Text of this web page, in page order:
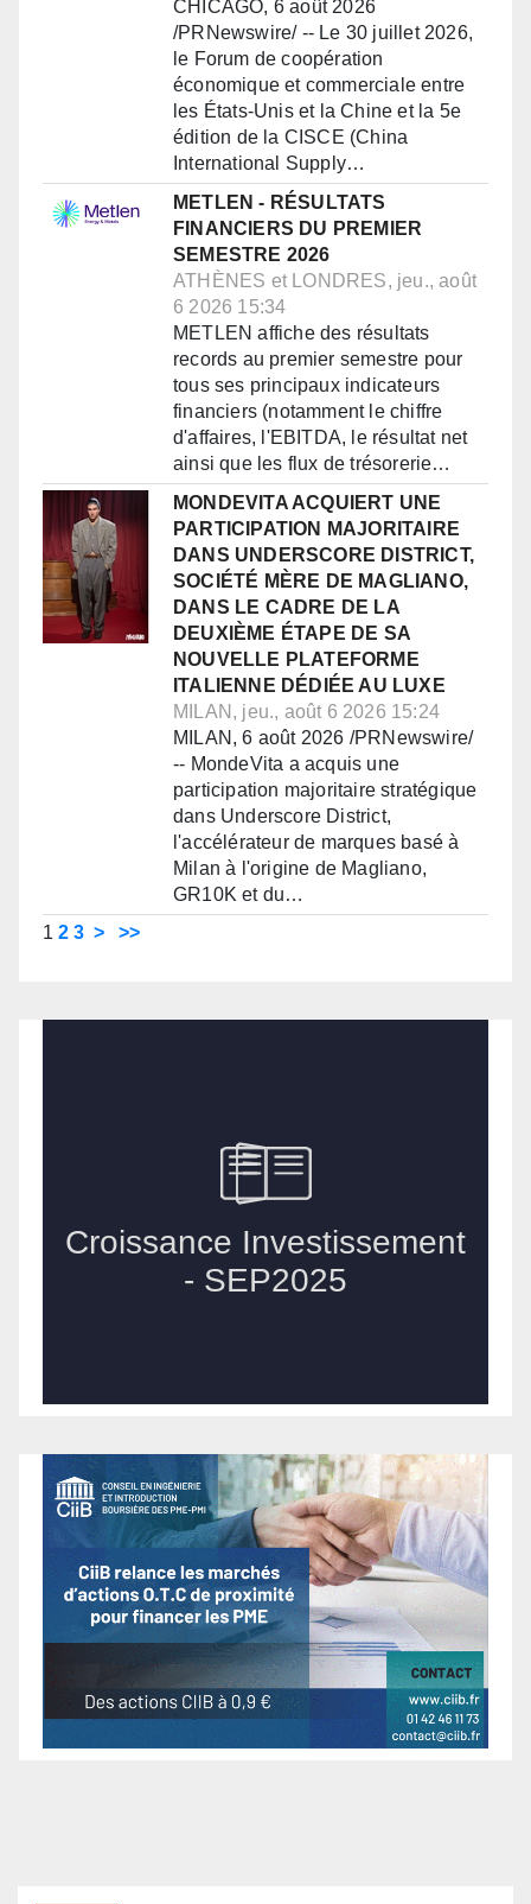
CHICAGO, 6 août 2026
/PRNewswire/ -- Le 30 juillet 2026,
le Forum de coopération
économique et commerciale entre
les États-Unis et la Chine et la 5e
édition de la CISCE (China
International Supply…
METLEN - RÉSULTATS
FINANCIERS DU PREMIER
SEMESTRE 2026
ATHÈNES et LONDRES, jeu., août
6 2026 15:34
METLEN affiche des résultats
records au premier semestre pour
tous ses principaux indicateurs
financiers (notamment le chiffre
d'affaires, l'EBITDA, le résultat net
ainsi que les flux de trésorerie…
MONDEVITA ACQUIERT UNE
PARTICIPATION MAJORITAIRE
DANS UNDERSCORE DISTRICT,
SOCIÉTÉ MÈRE DE MAGLIANO,
DANS LE CADRE DE LA
DEUXIÈME ÉTAPE DE SA
NOUVELLE PLATEFORME
ITALIENNE DÉDIÉE AU LUXE
MILAN, jeu., août 6 2026 15:24
MILAN, 6 août 2026 /PRNewswire/
-- MondeVita a acquis une
participation majoritaire stratégique
dans Underscore District,
l'accélérateur de marques basé à
Milan à l'origine de Magliano,
GR10K et du…
1 2 3 > >>